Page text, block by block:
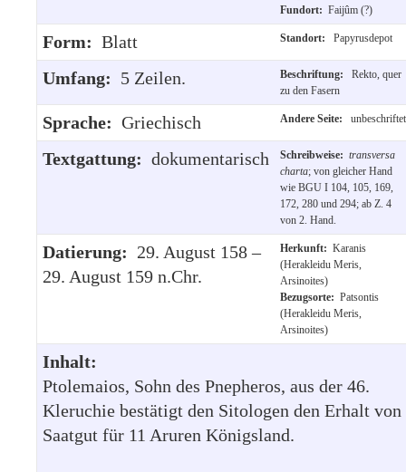
Fundort: Faijûm (?)
Form: Blatt Standort: Papyrusdepot
Umfang: 5 Zeilen. Beschriftung:
Rekto, quer
zu den Fasern
Sprache: Griechisch Andere Seite: unbeschriftet
Textgattung: dokumentarisch Schreibweise: transversa
charta; von gleicher Hand
wie BGU I 104, 105, 169,
172, 280 und 294; ab Z. 4
von 2. Hand.
Datierung: 29. August 158 –
29. August 159 n.Chr.
Herkunft: Karanis
(Herakleidu Meris,
Arsinoites)
Bezugsorte: Patsontis
(Herakleidu Meris,
Arsinoites)
Inhalt:
Ptolemaios, Sohn des Pnepheros, aus der 46.
Kleruchie bestätigt den Sitologen den Erhalt von
Saatgut für 11 Aruren Königsland.